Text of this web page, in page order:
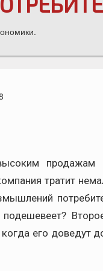
продажам
тратит
его доведут